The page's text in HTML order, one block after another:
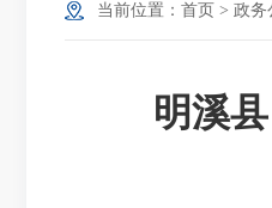
当前位置： 首页 > 政务
明溪